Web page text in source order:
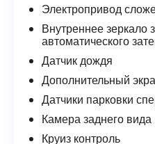
Электропривод
Внутреннее зеркало
автоматического
Датчик дождя
Дополнительный
Датчики парковки
Камера заднего вида
Круиз контроль